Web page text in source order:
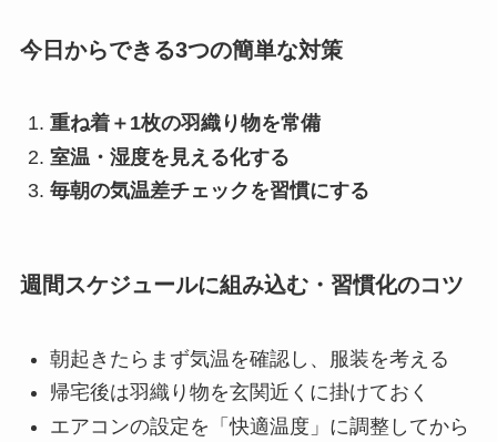
今日からできる3つの簡単な対策
重ね着＋1枚の羽織り物を常備
室温・湿度を見える化する
毎朝の気温差チェックを習慣にする
週間スケジュールに組み込む・習慣化のコツ
朝起きたらまず気温を確認し、服装を考える
帰宅後は羽織り物を玄関近くに掛けておく
エアコンの設定を「快適温度」に調整してから